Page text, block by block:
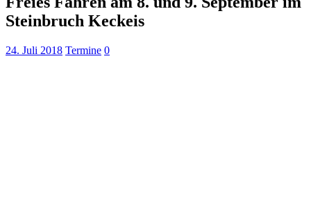
Steinbruch Keckeis
24. Juli 2018 Termine 0